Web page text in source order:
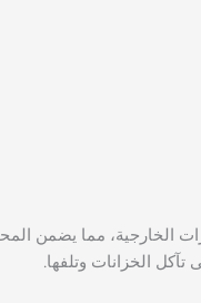
الخارجية، مما يضمن
الخزانات وتلفها.